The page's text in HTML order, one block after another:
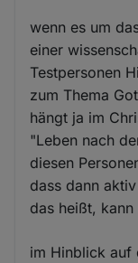
wenn es um
einer
Testpersonen
zum Thema
hängt ja im
"Leben nach
diesen
dass dann
das heißt,
im Hinblick auf